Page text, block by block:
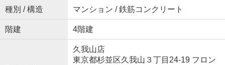
種別 / 構造 マンション / 鉄筋コンクリート
階建 4階建
久我山店
東京都杉並区久我山３丁目24-19 フロン